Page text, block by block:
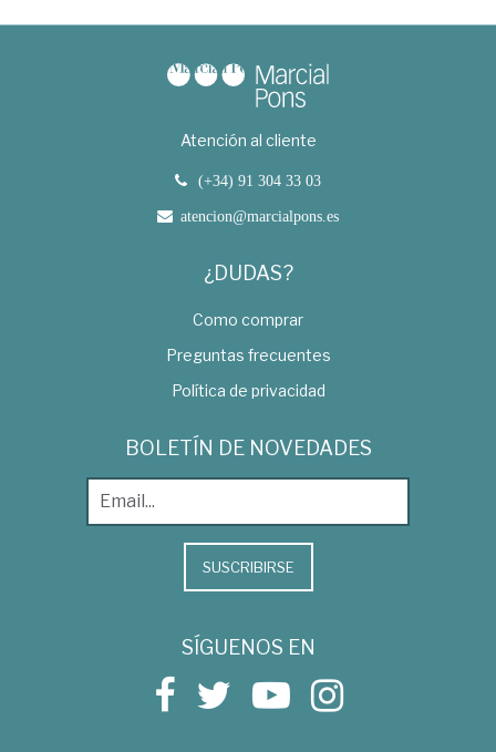
Atención al cliente
(+34) 91 304 33 03
atencion@marcialpons.es
¿DUDAS?
Como comprar
Preguntas frecuentes
Política de privacidad
BOLETÍN DE NOVEDADES
SUSCRIBIRSE
SÍGUENOS EN